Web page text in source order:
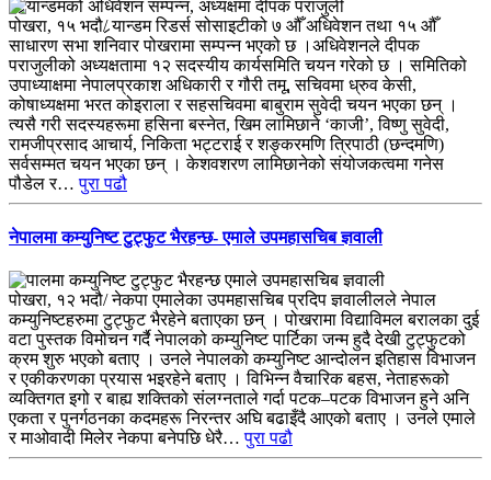
पोखरा, १५ भदौ/ र्‍यान्डम रिडर्स सोसाइटीको ७ औँ अधिवेशन तथा १५ औँ
साधारण सभा शनिवार पोखरामा सम्पन्न भएको छ ।अधिवेशनले दीपक
पराजुलीको अध्यक्षतामा १२ सदस्यीय कार्यसमिति चयन गरेको छ । समितिको
उपाध्याक्षमा नेपालप्रकाश अधिकारी र गौरी तमू, सचिवमा ध्रुव केसी,
कोषाध्यक्षमा भरत कोइराला र सहसचिवमा बाबुराम सुवेदी चयन भएका छन् ।
त्यसै गरी सदस्यहरूमा हसिना बस्नेत, खिम लामिछाने ‘काजी’, विष्णु सुवेदी,
रामजीप्रसाद आचार्य, निकिता भट्टराई र शङ्करमणि त्रिपाठी (छन्दमणि)
सर्वसम्मत चयन भएका छन् । केशवशरण लामिछानेको संयोजकत्वमा गनेस
पौडेल र…पुरा पढौ
नेपालमा कम्युनिष्ट टुट्फुट भैरहन्छ- एमाले उपमहासचिब ज्ञवाली
पोखरा, १२ भदौ/ नेकपा एमालेका उपमहासचिब प्रदिप ज्ञवालीलले नेपाल
कम्युनिष्टहरुमा टुट्फुट भैरहेने बताएका छन् । पोखरामा विद्याविमल बरालका दुई
वटा पुस्तक विमोचन गर्दै नेपालको कम्युनिष्ट पार्टिका जन्म हुदै देखी टुट्फुटको
क्रम शुरु भएको बताए । उनले नेपालको कम्युनिष्ट आन्दोलन इतिहास विभाजन
र एकीकरणका प्रयास भइरहेने बताए । विभिन्न वैचारिक बहस, नेताहरूको
व्यक्तिगत इगो र बाह्य शक्तिको संलग्नताले गर्दा पटक–पटक विभाजन हुने अनि
एकता र पुनर्गठनका कदमहरू निरन्तर अघि बढाइँदै आएको बताए । उनले एमाले
र माओवादी मिलेर नेकपा बनेपछि धेरै…पुरा पढौ